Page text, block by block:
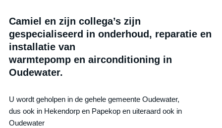
Camiel en zijn collega’s zijn
gespecialiseerd in onderhoud, reparatie en
installatie van
warmtepomp en airconditioning in
Oudewater.
U wordt geholpen in de gehele gemeente Oudewater,
dus ook in Hekendorp en Papekop en uiteraard ook in
Oudewater